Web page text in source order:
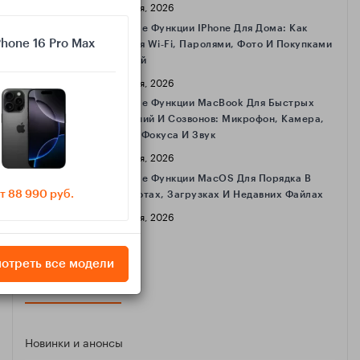
16 Апреля, 2026
Полезные Функции IPhone Для Дома: Как
Делиться Wi‑Fi, Паролями, Фото И Покупками
С Семьёй
16 Апреля, 2026
Полезные Функции MacBook Для Быстрых
Совещаний И Созвонов: Микрофон, Камера,
Режимы Фокуса И Звук
16 Апреля, 2026
Полезные Функции MacOS Для Порядка В
Скриншотах, Загрузках И Недавних Файлах
16 Апреля, 2026
КАТЕГОРИИ
Новинки и анонсы
16 Pro Max
88 990 руб.
все модели